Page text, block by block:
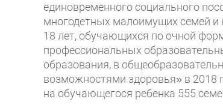
единовременного социального
многодетных малоимущих семей и
18 лет, обучающихся по очной
профессиональных
образования, в
возможностями здоровья» в 2018
на обучающегося ребенка 555